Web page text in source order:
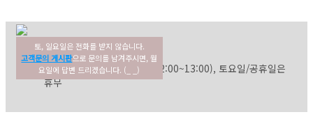
토, 일요일은 전화를 받지 않습니다.
고객문의 게시판으로 문의를 남겨주시면, 월
요일에 답변 드리겠습니다. (_ _)
고객센터 02-354-3022
평일: 09:30~17:30 (점심: 12:00~13:00), 토요일/공휴일은
휴무